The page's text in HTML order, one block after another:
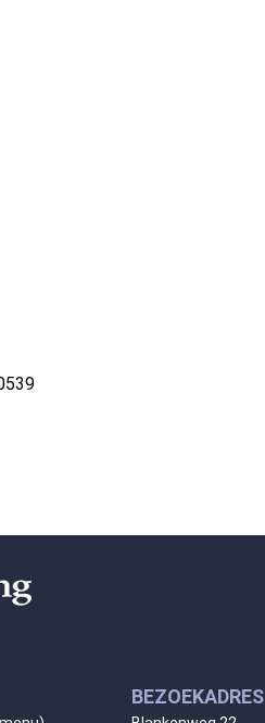
BEZOEKADRES